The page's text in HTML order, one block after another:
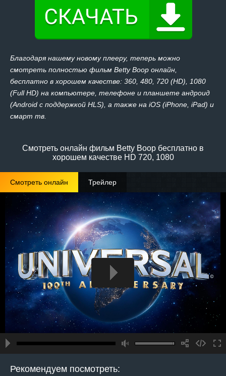
Благодаря нашему новому плееру, теперь можно
смотреть полностью фильм Betty Boop онлайн,
бесплатно в хорошем качестве: 360, 480, 720 (HD), 1080
(Full HD) на компьютере, телефоне и планшете андроид
(Android с поддержкой HLS), а также на iOS (iPhone, iPad) и
смарт тв.
Смотреть онлайн фильм Betty Boop бесплатно в
хорошем качестве HD 720, 1080
Смотреть онлайн Трейлер
Рекомендуем посмотреть: